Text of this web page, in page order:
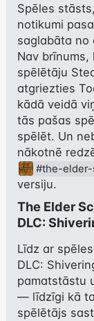
Spēles
notikumi
saglabāta no
Nav
spēlētāju
atgriezties
kādā veidā
tās pašas
spēlēt. Un
nākotnē
#the-
versiju.
The Elder
DLC:
Līdz ar
DLC:
pamatstāstu
— līdzīgi kā
spēlētājs